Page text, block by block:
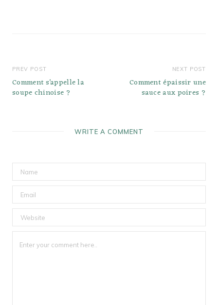
PREV POST
Comment s’appelle la
soupe chinoise ?
NEXT POST
Comment épaissir une
sauce aux poires ?
WRITE A COMMENT